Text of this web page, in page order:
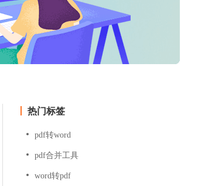
热门标签
pdf转word
pdf合并工具
word转pdf